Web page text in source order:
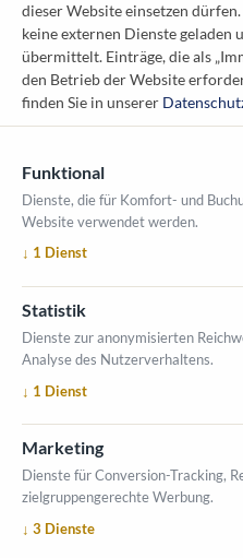
Österreichischer Kommunal-
Löwelstraße 6 / 2. Stock
1010 Wien
messe@kommunal.at
ÖFFNUNGSZEITEN
1. Oktober 2026, 9-17 Uhr
2. Oktober 2026, 9-16 Uhr
Salzburger Messe
Messezentrum 1
5020 Salzburg
Ausstellerverzeichnis
dieser Website einsetzen
keine externen Dienste geladen
übermittelt. Einträge, die als
den Betrieb der Website
finden Sie in unserer
Funktional
Dienste, die für Komfort- und
Website verwendet werden.
↓ 1 Dienst
Statistik
Dienste zur anonymisierten
Analyse des Nutzerverhaltens.
↓ 1 Dienst
Marketing
Dienste für Conversion-Tracking,
zielgruppengerechte Werbung.
↓ 3 Dienste